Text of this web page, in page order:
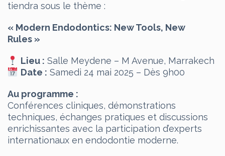
tiendra sous le thème :
« Modern Endodontics: New Tools, New
Rules »
Lieu : Salle Meydene – M Avenue, Marrakech
Date : Samedi 24 mai 2025 – Dès 9h00
Au programme :
Conférences cliniques, démonstrations
techniques, échanges pratiques et discussions
enrichissantes avec la participation d’experts
internationaux en endodontie moderne.